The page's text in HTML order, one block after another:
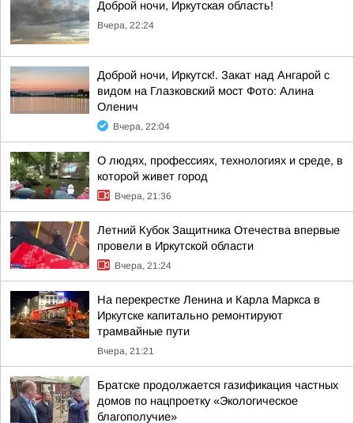
Доброй ночи, Иркутская область!
Вчера, 22:24
Доброй ночи, Иркутск!. Закат над Ангарой с
видом на Глазковский мост Фото: Алина
Оленич
Вчера, 22:04
О людях, профессиях, технологиях и среде, в
которой живет город
Вчера, 21:36
Летний Кубок Защитника Отечества впервые
провели в Иркутской области
Вчера, 21:24
На перекрестке Ленина и Карла Маркса в
Иркутске капитально ремонтируют
трамвайные пути
Вчера, 21:21
Братске продолжается газификация частных
домов по нацпроетку «Экологическое
благополучие»